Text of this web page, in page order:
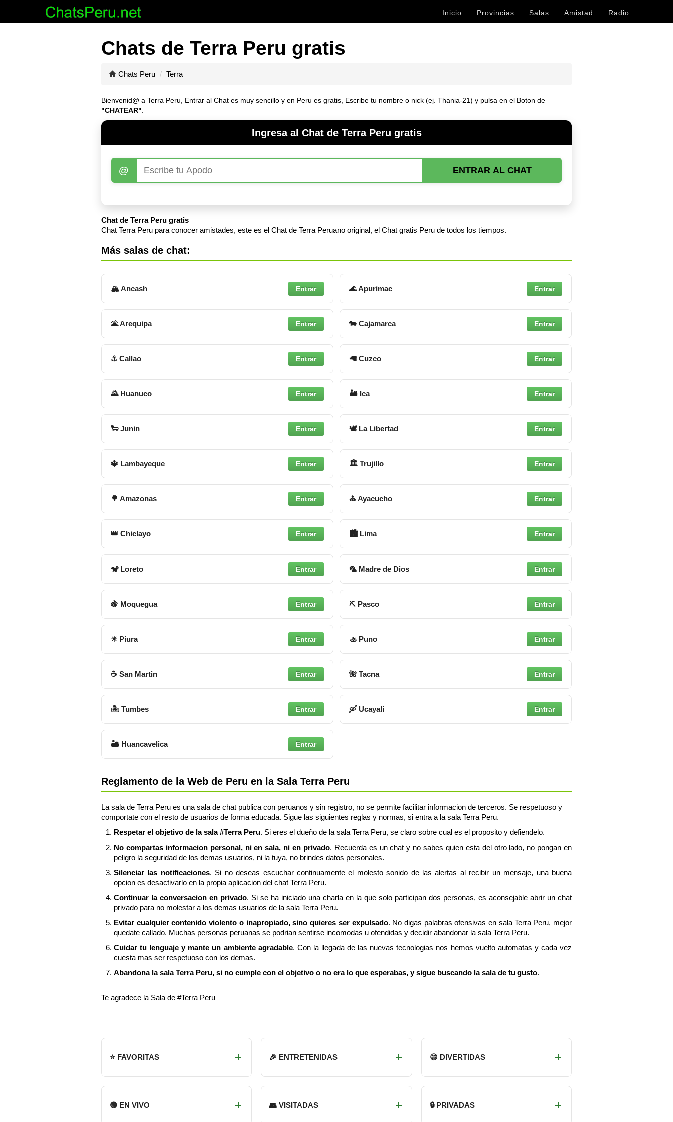
Inicio Provincias Salas Amistad Radio
Chats de Terra Peru gratis
Chats Peru Terra
Bienvenid@ a Terra Peru, Entrar al Chat es muy sencillo y en Peru es gratis, Escribe tu nombre o nick (ej. Thania-21) y pulsa en el Boton de
"CHATEAR"
Ingresa al Chat de Terra Peru gratis
@ ENTRAR AL CHAT
Chat de Terra Peru gratis
Chat Terra Peru para conocer amistades, este es el Chat de Terra Peruano original, el Chat gratis Peru de todos los tiempos.
Más salas de chat:
🏔 Ancash Entrar 🌊 Apurimac Entrar
🌋 Arequipa Entrar 🐄 Cajamarca Entrar
⚓ Callao Entrar 🦙 Cuzco Entrar
🌄 Huanuco Entrar 🏜 Ica Entrar
🐑 Junin Entrar 🕊 La Libertad Entrar
🔱 Lambayeque Entrar 🏛 Trujillo Entrar
🌳 Amazonas Entrar ⛪ Ayacucho Entrar
👑 Chiclayo Entrar 🏙 Lima Entrar
🐒 Loreto Entrar 🦜 Madre de Dios Entrar
🍇 Moquegua Entrar ⛏ Pasco Entrar
☀ Piura Entrar 🚣 Puno Entrar
☕ San Martin Entrar 🌺 Tacna Entrar
🏝 Tumbes Entrar 🛶 Ucayali Entrar
🏜 Huancavelica Entrar
Reglamento de la Web de Peru en la Sala Terra Peru
La sala de Terra Peru es una sala de chat publica con peruanos y sin registro, no se permite facilitar informacion de terceros. Se respetuoso y
comportate con el resto de usuarios de forma educada. Sigue las siguientes reglas y normas, si entra a la sala Terra Peru.
Respetar el objetivo de la sala #Terra Peru. Si eres el dueño de la sala Terra Peru, se claro sobre cual es el proposito y defiendelo.
No compartas informacion personal, ni en sala, ni en privado. Recuerda es un chat y no sabes quien esta del otro lado, no pongan en
peligro la seguridad de los demas usuarios, ni la tuya, no brindes datos personales.
Silenciar las notificaciones. Si no deseas escuchar continuamente el molesto sonido de las alertas al recibir un mensaje, una buena
opcion es desactivarlo en la propia aplicacion del chat Terra Peru.
Continuar la conversacion en privado. Si se ha iniciado una charla en la que solo participan dos personas, es aconsejable abrir un chat
privado para no molestar a los demas usuarios de la sala Terra Peru.
Evitar cualquier contenido violento o inapropiado, sino quieres ser expulsado. No digas palabras ofensivas en sala Terra Peru, mejor
quedate callado. Muchas personas peruanas se podrian sentirse incomodas u ofendidas y decidir abandonar la sala Terra Peru.
Cuidar tu lenguaje y mante un ambiente agradable. Con la llegada de las nuevas tecnologias nos hemos vuelto automatas y cada vez
cuesta mas ser respetuoso con los demas.
Abandona la sala Terra Peru, si no cumple con el objetivo o no era lo que esperabas, y sigue buscando la sala de tu gusto.
Te agradece la Sala de #Terra Peru
⭐ FAVORITAS 🎉 ENTRETENIDAS 😄 DIVERTIDAS
🟢 EN VIVO 👥 VISITADAS 🔒 PRIVADAS